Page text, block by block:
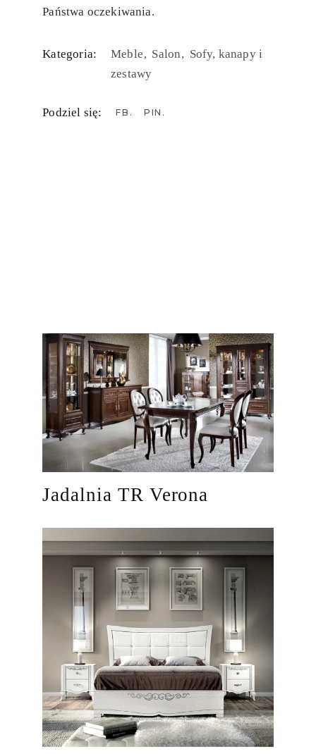
Państwa oczekiwania.
Kategoria: Meble Salon Sofy, kanapy i
zestawy
Podziel się: FB PIN
Jadalnia TR Verona